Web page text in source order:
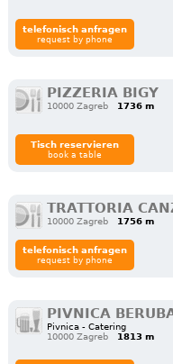
telefonisch anfragen
request by phone
PIZZERIA BIGY
10000 Zagreb
1736 m
Tisch reservieren
book a table
TRATTORIA
10000 Zagreb 1756 m
telefonisch anfragen
request by phone
PIVNICA
Pivnica - Catering
10000 Zagreb
1813 m